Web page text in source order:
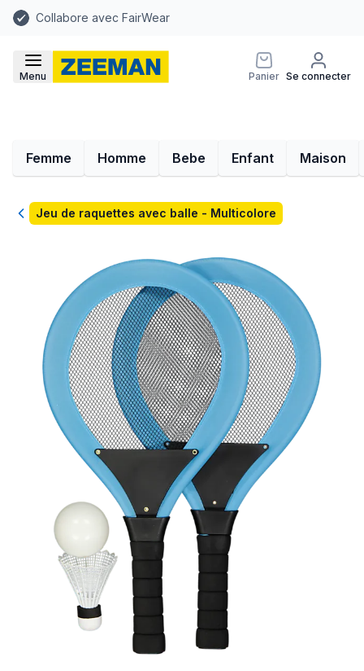
Collabore avec FairWear
Menu Panier Se connecter
Femme Homme Bebe Enfant Maison
RetourJeu de raquettes avec balle - Multicolore